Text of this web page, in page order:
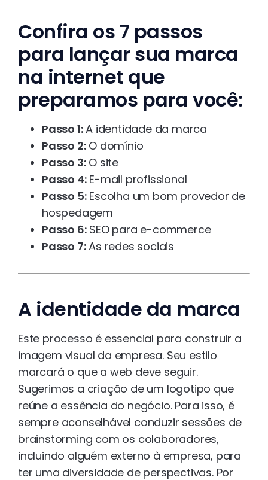
Confira os 7 passos
para lançar sua marca
na internet que
preparamos para você:
Passo 1:A identidade da marca
Passo 2:O domínio
Passo 3:O site
Passo 4:E-mail profissional
Passo 5:Escolha um bom provedor de
hospedagem
Passo 6:SEO para e-commerce
Passo 7:As redes sociais
A identidade da marca
Este processo é essencial para construir a
imagem visual da empresa. Seu estilo
marcará o que a web deve seguir.
Sugerimos a criação de um logotipo que
reúne a essência do negócio. Para isso, é
sempre aconselhável conduzir sessões de
brainstorming com os colaboradores,
incluindo alguém externo à empresa, para
ter uma diversidade de perspectivas. Por